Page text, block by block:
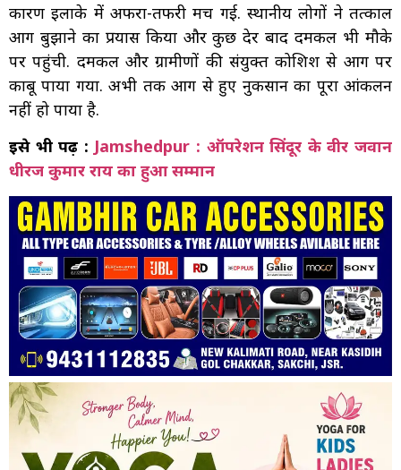
कारण इलाके में अफरा-तफरी मच गई. स्थानीय लोगों ने तत्काल
आग बुझाने का प्रयास किया और कुछ देर बाद दमकल भी मौके
पर पहुंची. दमकल और ग्रामीणों की संयुक्त कोशिश से आग पर
काबू पाया गया. अभी तक आग से हुए नुकसान का पूरा आंकलन
नहीं हो पाया है.
इसे भी पढ़ें : Jamshedpur : ऑपरेशन सिंदूर के वीर जवान
धीरज कुमार राय का हुआ सम्मान